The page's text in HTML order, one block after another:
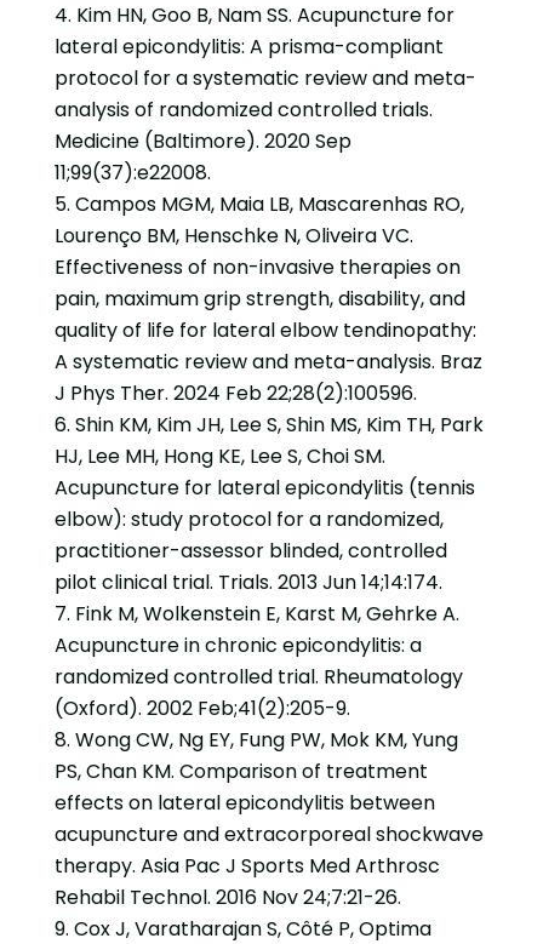
Kim HN, Goo B, Nam SS. Acupuncture for
lateral epicondylitis: A prisma-compliant
protocol for a systematic review and meta-
analysis of randomized controlled trials.
Medicine (Baltimore). 2020 Sep
11;99(37):e22008.
Campos MGM, Maia LB, Mascarenhas RO,
Lourenço BM, Henschke N, Oliveira VC.
Effectiveness of non-invasive therapies on
pain, maximum grip strength, disability, and
quality of life for lateral elbow tendinopathy:
A systematic review and meta-analysis. Braz
J Phys Ther. 2024 Feb 22;28(2):100596.
Shin KM, Kim JH, Lee S, Shin MS, Kim TH, Park
HJ, Lee MH, Hong KE, Lee S, Choi SM.
Acupuncture for lateral epicondylitis (tennis
elbow): study protocol for a randomized,
practitioner-assessor blinded, controlled
pilot clinical trial. Trials. 2013 Jun 14;14:174.
Fink M, Wolkenstein E, Karst M, Gehrke A.
Acupuncture in chronic epicondylitis: a
randomized controlled trial. Rheumatology
(Oxford). 2002 Feb;41(2):205-9.
Wong CW, Ng EY, Fung PW, Mok KM, Yung
PS, Chan KM. Comparison of treatment
effects on lateral epicondylitis between
acupuncture and extracorporeal shockwave
therapy. Asia Pac J Sports Med Arthrosc
Rehabil Technol. 2016 Nov 24;7:21-26.
Cox J, Varatharajan S, Côté P, Optima